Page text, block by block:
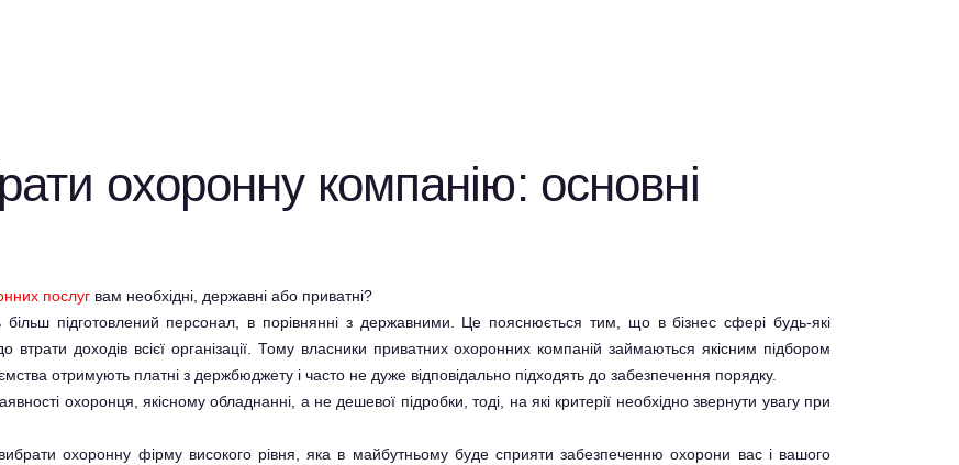
охоронну компанію: основні
послуг вам необхідні, державні або приватні?
більш підготовлений персонал, в порівнянні з державними. Це пояснюється тим, що в бізнес сфері будь-які
доходів всієї організації. Тому власники приватних охоронних компаній займаються якісним підбором
отримують платні з держбюджету і часто не дуже відповідально підходять до забезпечення порядку.
охоронця, якісному обладнанні, а не дешевої підробки, тоді, на які критерії необхідно звернути увагу при
охоронну фірму високого рівня, яка в майбутньому буде сприяти забезпеченню охорони вас і вашого